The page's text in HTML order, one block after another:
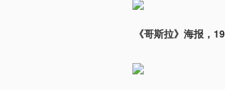
《哥斯拉》海报，